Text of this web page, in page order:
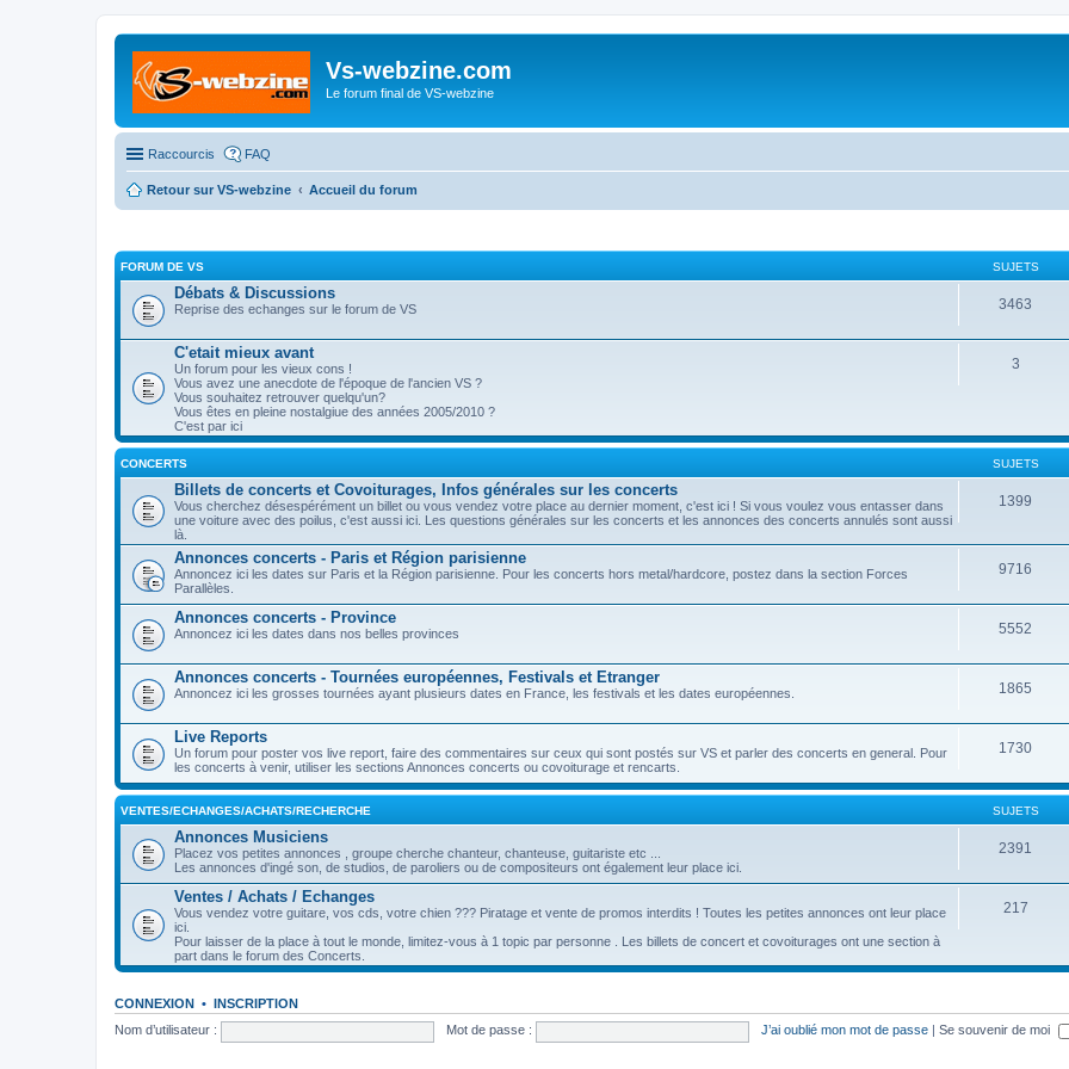
Vs-webzine.com
Le forum final de VS-webzine
Raccourcis FAQ
Retour sur VS-webzine Accueil du forum
FORUM DE VS SUJETS
Débats & Discussions
Reprise des echanges sur le forum de VS 3463
C'etait mieux avant
Un forum pour les vieux cons !
Vous avez une anecdote de l'époque de l'ancien VS ?
Vous souhaitez retrouver quelqu'un?
Vous êtes en pleine nostalgiue des années 2005/2010 ?
C'est par ici
3
CONCERTS SUJETS
Billets de concerts et Covoiturages, Infos générales sur les concerts
Vous cherchez désespérément un billet ou vous vendez votre place au dernier moment, c'est ici ! Si vous voulez vous entasser dans
une voiture avec des poilus, c'est aussi ici. Les questions générales sur les concerts et les annonces des concerts annulés sont aussi
là.
1399
Annonces concerts - Paris et Région parisienne
Annoncez ici les dates sur Paris et la Région parisienne. Pour les concerts hors metal/hardcore, postez dans la section Forces
Parallèles.
9716
Annonces concerts - Province
Annoncez ici les dates dans nos belles provinces 5552
Annonces concerts - Tournées européennes, Festivals et Etranger
Annoncez ici les grosses tournées ayant plusieurs dates en France, les festivals et les dates européennes. 1865
Live Reports
Un forum pour poster vos live report, faire des commentaires sur ceux qui sont postés sur VS et parler des concerts en general. Pour
les concerts à venir, utiliser les sections Annonces concerts ou covoiturage et rencarts.
1730
VENTES/ECHANGES/ACHATS/RECHERCHE SUJETS
Annonces Musiciens
Placez vos petites annonces , groupe cherche chanteur, chanteuse, guitariste etc ...
Les annonces d'ingé son, de studios, de paroliers ou de compositeurs ont également leur place ici.
2391
Ventes / Achats / Echanges
Vous vendez votre guitare, vos cds, votre chien ??? Piratage et vente de promos interdits ! Toutes les petites annonces ont leur place
ici.
Pour laisser de la place à tout le monde, limitez-vous à 1 topic par personne . Les billets de concert et covoiturages ont une section à
part dans le forum des Concerts.
217
CONNEXION • INSCRIPTION
Nom d’utilisateur :
Mot de passe : J’ai oublié mon mot de passe Se souvenir de moi